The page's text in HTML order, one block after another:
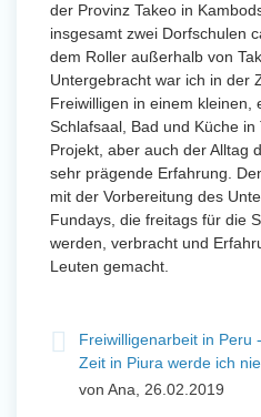
der Provinz Takeo in
insgesamt zwei Dorfschulen
dem Roller außerhalb von
Untergebracht war ich in der
Freiwilligen in einem kleinen,
Schlafsaal, Bad und Küche
Projekt, aber auch der Alltag
sehr prägende Erfahrung.
mit der Vorbereitung des
Fundays, die freitags für die
werden, verbracht und
Leuten gemacht.
Freiwilligenarbeit in Peru
Zeit in Piura werde ich
von Ana, 26.02.2019